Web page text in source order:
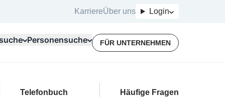
KarriereÜber uns Login
Kategorien
Für Unternehmer
Top Branchen
Mein Firmeneintrag
Personensuche
Telefonbuch
Häufige Fragen
FÜR UNTERNEHMEN